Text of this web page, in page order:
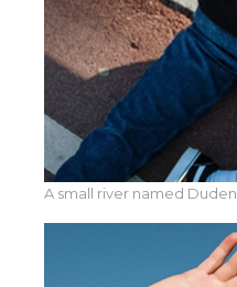
A small river named Duden